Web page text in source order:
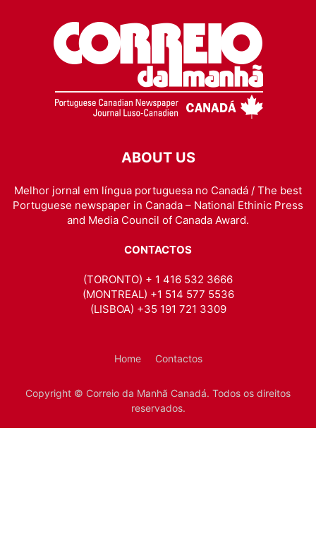
ABOUT US
Melhor jornal em língua portuguesa no Canadá / The best
Portuguese newspaper in Canada – National Ethinic Press
and Media Council of Canada Award.
CONTACTOS
(TORONTO) + 1 416 532 3666
(MONTREAL) +1 514 577 5536
(LISBOA) +35 191 721 3309
Home Contactos
Copyright © Correio da Manhã Canadá. Todos os direitos
reservados.